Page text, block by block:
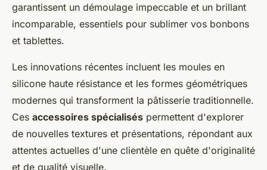
garantissent un démoulage impeccable et un brillant
incomparable, essentiels pour sublimer vos bonbons
et tablettes.
Les innovations récentes incluent les moules en
silicone haute résistance et les formes géométriques
modernes qui transforment la pâtisserie traditionnelle.
Ces accessoires spécialisés permettent d'explorer
de nouvelles textures et présentations, répondant aux
attentes actuelles d'une clientèle en quête d'originalité
et de qualité visuelle.